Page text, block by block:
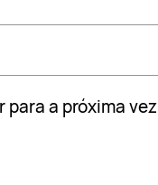
para a próxima vez